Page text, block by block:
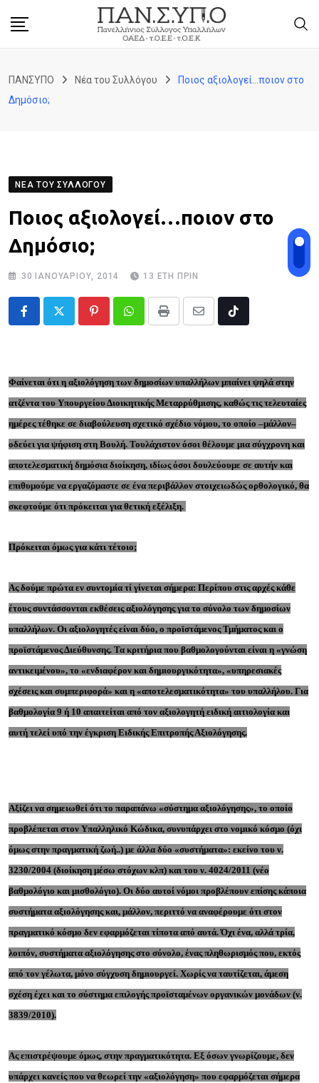
ΠΑΝΣΥΠΟ Νέα του Συλλόγου
Ποιος αξιολογεί…ποιον στο
Δημόσιο;
ΝΈΑ ΤΟΥ ΣΥΛΛΌΓΟΥ
Ποιος αξιολογεί…ποιον στο
Δημόσιο;
30 ΙΑΝΟΥΑΡΊΟΥ, 2014 13 ΈΤΗ ΠΡΙΝ
PinterestWhatsappPrint
Share
Tiktok
Φαίνεται ότι η αξιολόγηση των δημοσίων υπαλλήλων μπαίνει ψηλά στην
ατζέντα του Υπουργείου Διοικητικής Μεταρρύθμισης, καθώς τις τελευταίες
ημέρες τέθηκε σε διαβούλευση σχετικό σχέδιο νόμου, το οποίο –μάλλον–
οδεύει για ψήφιση στη Βουλή. Τουλάχιστον όσοι θέλουμε μια σύγχρονη και
αποτελεσματική δημόσια διοίκηση, ιδίως όσοι δουλεύουμε σε αυτήν και
επιθυμούμε να εργαζόμαστε σε ένα περιβάλλον στοιχειωδώς ορθολογικό, θα
σκεφτούμε ότι πρόκειται για θετική εξέλιξη.
Πρόκειται όμως για κάτι τέτοιο;
Ας δούμε πρώτα εν συντομία τί γίνεται σήμερα: Περίπου στις αρχές κάθε
έτους συντάσσονται εκθέσεις αξιολόγησης για το σύνολο των δημοσίων
υπαλλήλων. Οι αξιολογητές είναι δύο, ο προϊστάμενος Τμήματος και ο
προϊστάμενος Διεύθυνσης. Τα κριτήρια που βαθμολογούνται είναι η «γνώση
αντικειμένου», το «ενδιαφέρον και δημιουργικότητα», «υπηρεσιακές
σχέσεις και συμπεριφορά» και η «αποτελεσματικότητα» του υπαλλήλου. Για
βαθμολογία 9 ή 10 απαιτείται από τον αξιολογητή ειδική αιτιολογία και
αυτή τελεί υπό την έγκριση Ειδικής Επιτροπής Αξιολόγησης.
Αξίζει να σημειωθεί ότι το παραπάνω «σύστημα αξιολόγησης», το οποίο
προβλέπεται στον Υπαλληλικό Κώδικα, συνυπάρχει στο νομικό κόσμο (όχι
όμως στην πραγματική ζωή..) με άλλα δύο «συστήματα»: εκείνο του ν.
3230/2004 (διοίκηση μέσω στόχων κλπ) και του ν. 4024/2011 (νέο
βαθμολόγιο και μισθολόγιο). Οι δύο αυτοί νόμοι προβλέπουν επίσης κάποια
συστήματα αξιολόγησης και, μάλλον, περιττό να αναφέρουμε ότι στον
πραγματικό κόσμο δεν εφαρμόζεται τίποτα από αυτά. Όχι ένα, αλλά τρία,
λοιπόν, συστήματα αξιολόγησης στο σύνολο, ένας πληθωρισμός που, εκτός
από τον γέλωτα, μόνο σύγχυση δημιουργεί. Χωρίς να ταυτίζεται, άμεση
σχέση έχει και το σύστημα επιλογής προϊσταμένων οργανικών μονάδων (ν.
3839/2010).
Ας επιστρέψουμε όμως, στην πραγματικότητα. Εξ όσων γνωρίζουμε, δεν
υπάρχει κανείς που να θεωρεί την «αξιολόγηση» που εφαρμόζεται σήμερα